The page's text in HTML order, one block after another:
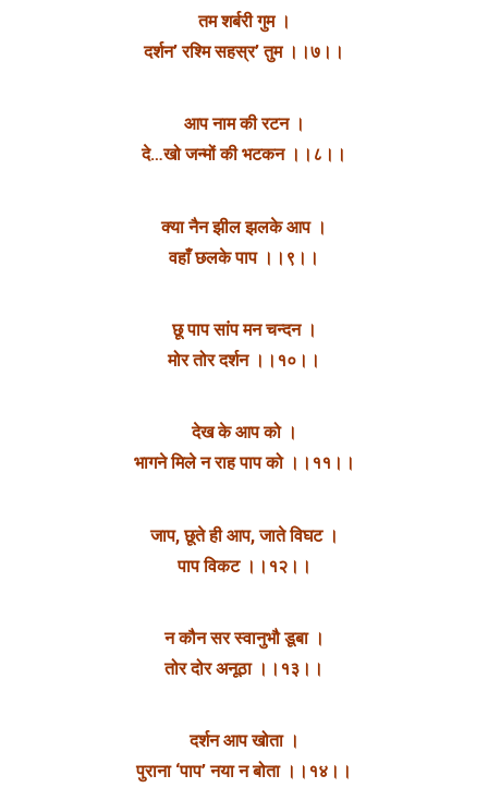
तम शर्बरी गुम ।
दर्शन’ रश्मि सहस्र’ तुम ।।७।।
आप नाम की रटन ।
दे…खो जन्मों की भटकन ।।८।।
क्या नैन झील झलके आप ।
वहाँ छलके पाप ।।९।।
छू पाप सांप मन चन्दन ।
मोर तोर दर्शन ।।१०।।
देख के आप को ।
भागने मिले न राह पाप को ।।११।।
जाप, छूते ही आप, जाते विघट ।
पाप विकट ।।१२।।
न कौन सर स्वानुभौ डूबा ।
तोर दोर अनूठा ।।१३।।
दर्शन आप खोता ।
पुराना ‘पाप’ नया न बोता ।।१४।।